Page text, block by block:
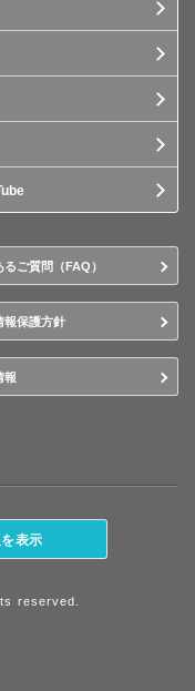
るご質問（FAQ）
報保護方針
報
表示
reserved.